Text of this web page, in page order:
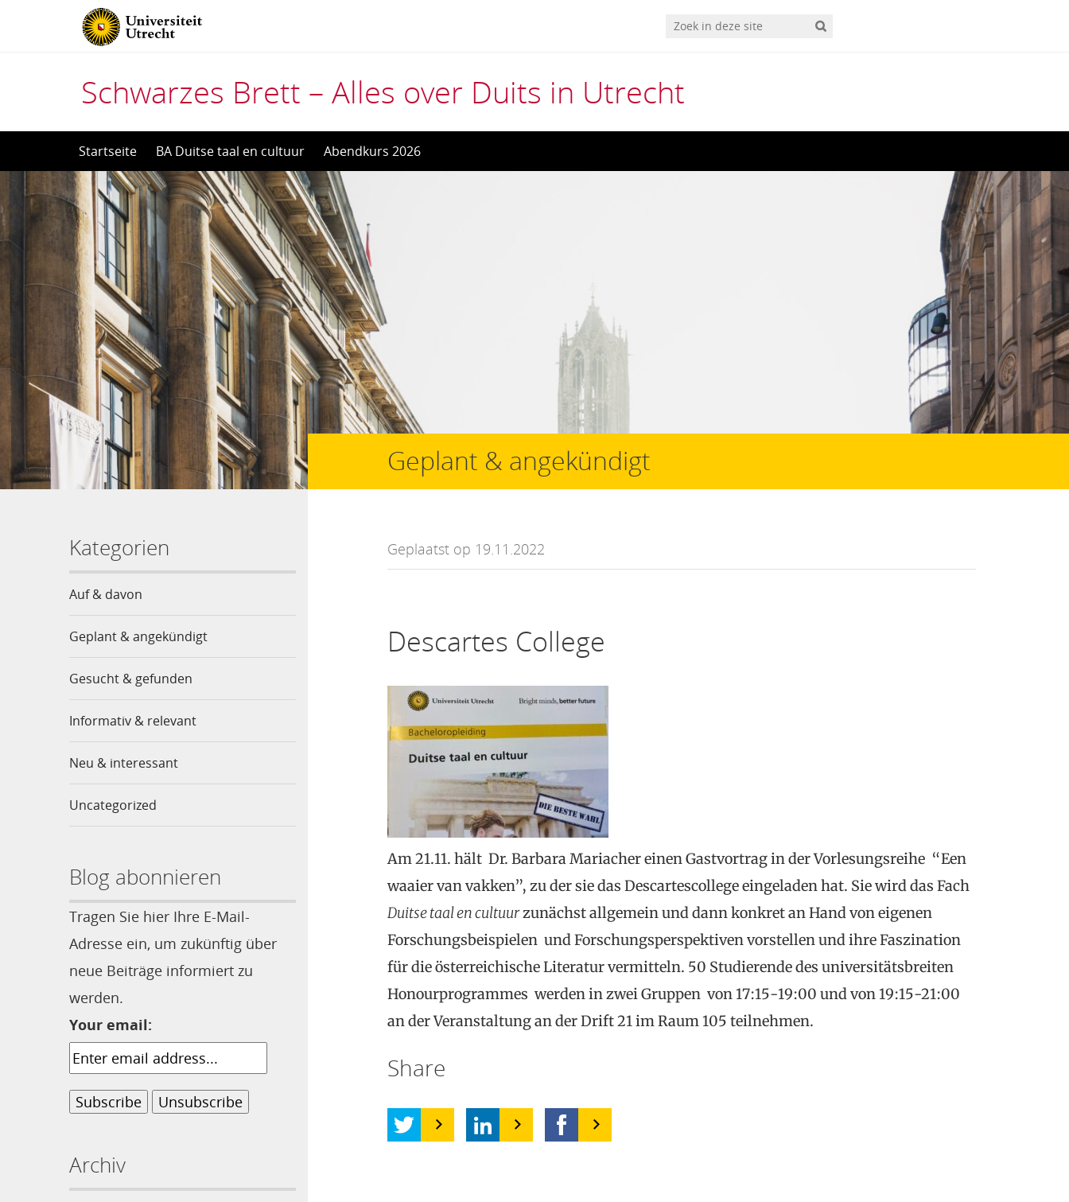
Schwarzes Brett – Alles over Duits in Utrecht
naar
inhoud
Startseite BA Duitse taal en cultuur Abendkurs 2026
Kategorien
Auf & davon
Geplant & angekündigt
Gesucht & gefunden
Informativ & relevant
Neu & interessant
Uncategorized
Blog abonnieren
Tragen Sie hier Ihre E-Mail-
Adresse ein, um zukünftig über
neue Beiträge informiert zu
werden.
Your email:
Archiv
Geplant & angekündigt
Geplaatst op 19.11.2022
Descartes College
Am 21.11. hält Dr. Barbara Mariacher einen Gastvortrag in der Vorlesungsreihe “Een
waaier van vakken”, zu der sie das Descartescollege eingeladen hat. Sie wird das Fach
Duitse taal en cultuurzunächst allgemein und dann konkret an Hand von eigenen
Forschungsbeispielen und Forschungsperspektiven vorstellen und ihre Faszination
für die österreichische Literatur vermitteln. 50 Studierende des universitätsbreiten
Honourprogrammes werden in zwei Gruppen von 17:15-19:00 und von 19:15-21:00
an der Veranstaltung an der Drift 21 im Raum 105 teilnehmen.
Share